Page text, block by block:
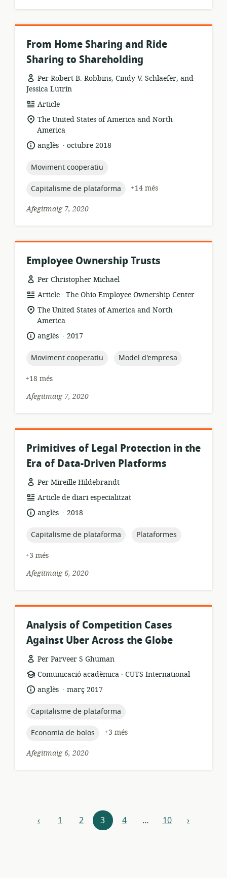
From Home Sharing and Ride
Sharing to Shareholding
Per Robert B. Robbins, Cindy V. Schlaefer, and
Jessica Lutrin
format
dels
recursos:
Article
ubicació
rellevant:
The United States of America and North
America
idioma:
anglès .
data
publicació:
octubre 2018
topic:
Moviment cooperatiu
topic:
Capitalisme de plataforma
+14 més
Afegitmaig 7, 2020
Employee Ownership Trusts
Per Christopher Michael
format
dels
recursos:
Article .
publicador:
The Ohio Employee Ownership Center
ubicació
rellevant:
The United States of America and North
America
idioma:
anglès .
data
publicació:
2017
topic:
Moviment cooperatiu topic:
Model d'empresa
+18 més
Afegitmaig 7, 2020
Primitives of Legal Protection in the
Era of Data-Driven Platforms
Per Mireille Hildebrandt
format
recursos:
Article de diari especialitzat
idioma:
anglès .
data
publicació:
2018
topic:
Capitalisme de plataforma topic:
Plataformes
+3 més
Afegitmaig 6, 2020
Analysis of Competition Cases
Against Uber Across the Globe
Per Parveer S Ghuman
format
recursos:
Comunicació acadèmica .
publicador:
CUTS International
idioma:
anglès .
data
publicació:
març 2017
topic:
Capitalisme de plataforma
topic:
Economia de bolos
+3 més
Afegitmaig 6, 2020
Explora
‹anterior
1 2 3 4 … 10 següent
›